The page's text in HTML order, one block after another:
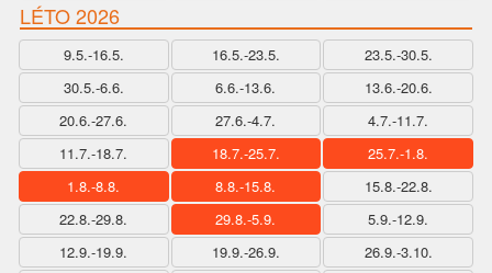
LÉTO 2026
9.5.-16.5. 16.5.-23.5.
23.5.-30.5.
30.5.-6.6.
6.6.-13.6.
13.6.-20.6.
20.6.-27.6.
27.6.-4.7.
4.7.-11.7.
11.7.-18.7.
18.7.-25.7.
25.7.-1.8.
1.8.-8.8.
8.8.-15.8.
15.8.-22.8.
22.8.-29.8.
29.8.-5.9.
5.9.-12.9.
12.9.-19.9.
19.9.-26.9.
26.9.-3.10.